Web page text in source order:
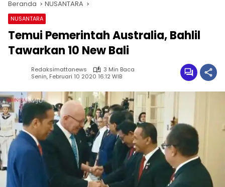
Beranda NUSANTARA
NUSANTARA
Temui Pemerintah Australia, Bahlil
Tawarkan 10 New Bali
Redaksimattanews
3 Min Baca
Senin, Februari 10 2020 16:12 WIB